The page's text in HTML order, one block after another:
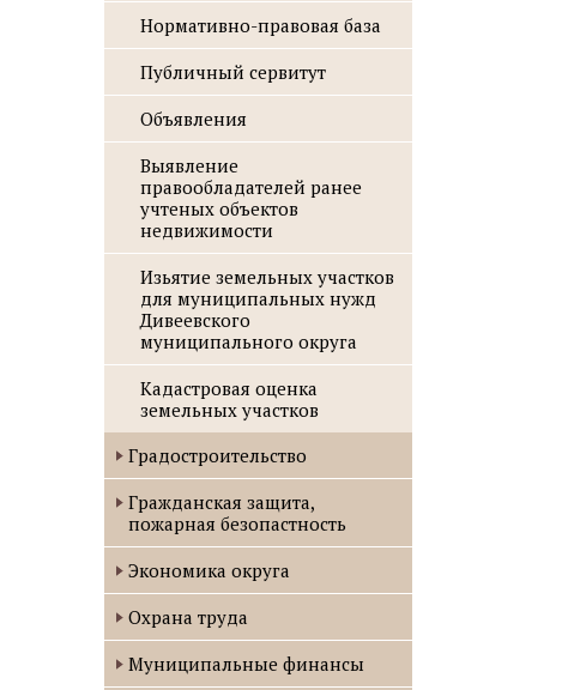
Нормативно-правовая база
Публичный сервитут
Объявления
Выявление
правообладателей ранее
учтеных объектов
недвижимости
Изьятие земельных участков
для муниципальных нужд
Дивеевского
муниципального округа
Кадастровая оценка
земельных участков
Градостроительство
Гражданская защита,
пожарная безопастность
Экономика округа
Охрана труда
Муниципальные финансы